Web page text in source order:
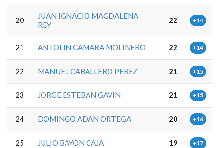
20
JUAN IGNACIO MAGDALENA
REY
22 +14
21 ANTOLIN CAMARA MOLINERO 22 +14
22 MANUEL CABALLERO PEREZ 21 +15
23 JORGE ESTEBAN GAVIN 21 +15
24 DOMINGO ADAN ORTEGA 20 +16
25 JULIO BAYON CAJA 19 +17